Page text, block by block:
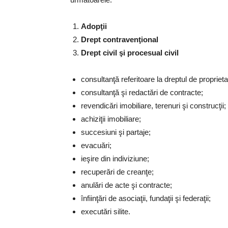
Adopţii
Drept contravenţional
Drept civil şi procesual civil
consultanţă referitoare la dreptul de
consultanţă şi redactări de contracte;
revendicări imobiliare, terenuri şi construcţii;
achiziţii imobiliare;
succesiuni şi partaje;
evacuări;
ieşire din indiviziune;
recuperări de creanţe;
anulări de acte şi contracte;
înfiinţări de asociaţii, fundaţii şi federaţii;
executări silite.